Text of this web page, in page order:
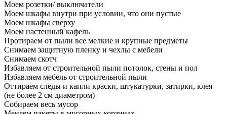
Моем розетки/ выключатели
Моем шкафы внутри при условии, что они пустые
Моем шкафы сверху
Моем настенный кафель
Протираем от пыли все мелкие и крупные предметы
Снимаем защитную пленку и чехлы с мебели
Снимаем скотч
Избавляем от строительной пыли потолок, стены и пол
Избавляем мебель от строительной пыли
Оттираем следы и капли краски, штукатурки, затирки, клея
(не более 2 см диаметром)
Собираем весь мусор